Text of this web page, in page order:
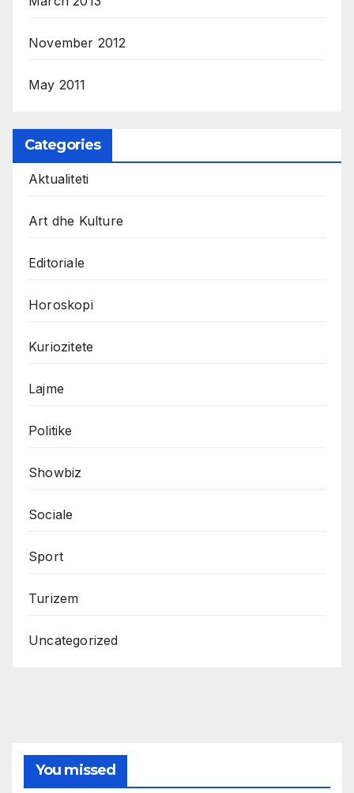
November 2012
May 2011
Categories
Aktualiteti
Art dhe Kulture
Editoriale
Horoskopi
Kuriozitete
Lajme
Politike
Showbiz
Sociale
Sport
Turizem
Uncategorized
You missed